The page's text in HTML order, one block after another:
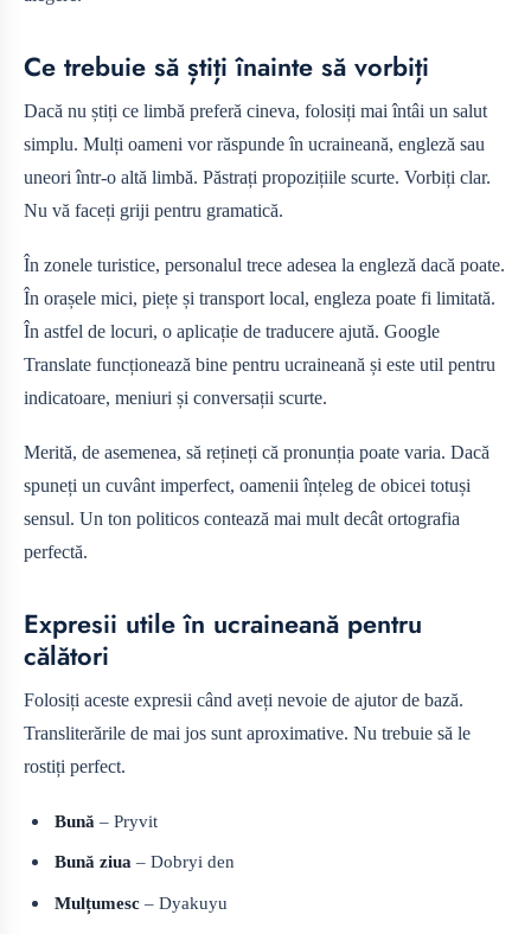
Ce trebuie să știți înainte să vorbiți
Dacă nu știți ce limbă preferă cineva, folosiți mai întâi un salut
simplu. Mulți oameni vor răspunde în ucraineană, engleză sau
uneori într-o altă limbă. Păstrați propozițiile scurte. Vorbiți clar.
Nu vă faceți griji pentru gramatică.
În zonele turistice, personalul trece adesea la engleză dacă poate.
În orașele mici, piețe și transport local, engleza poate fi limitată.
În astfel de locuri, o aplicație de traducere ajută. Google
Translate funcționează bine pentru ucraineană și este util pentru
indicatoare, meniuri și conversații scurte.
Merită, de asemenea, să rețineți că pronunția poate varia. Dacă
spuneți un cuvânt imperfect, oamenii înțeleg de obicei totuși
sensul. Un ton politicos contează mai mult decât ortografia
perfectă.
Expresii utile în ucraineană pentru
călători
Folosiți aceste expresii când aveți nevoie de ajutor de bază.
Transliterările de mai jos sunt aproximative. Nu trebuie să le
rostiți perfect.
Bună – Pryvit
Bună ziua – Dobryi den
Mulțumesc – Dyakuyu